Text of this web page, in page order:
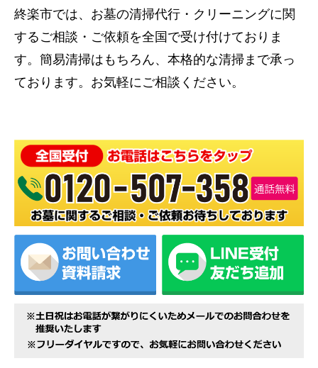
終楽市では、お墓の清掃代行・クリーニングに関
するご相談・ご依頼を全国で受け付けておりま
す。簡易清掃はもちろん、本格的な清掃まで承っ
ております。お気軽にご相談ください。